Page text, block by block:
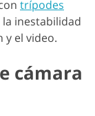
trípodes
inestabilidad
y el video.
cámara